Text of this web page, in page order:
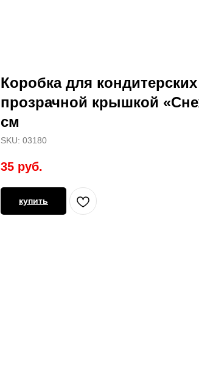
Коробка для
прозрачной крышкой
см
SKU: 03180
35 руб.
купить